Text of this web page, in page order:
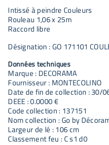
Intissé à peindre Couleurs
Rouleau 1,06 x 25m
Raccord libre
Désignation : GO 171101
Données techniques
Marque : DECORAMA
Fournisseur : MONTECOLINO
Date de fin de collection : 30/
DEEE : 0.0000 €
Code collection : 137151
Nom collection : Go by
Largeur de lé : 106 cm
Classement feu : C s1 d0